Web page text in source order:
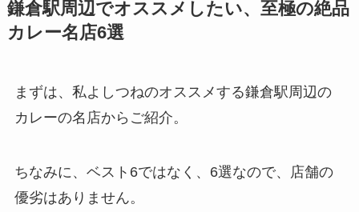
鎌倉駅周辺でオススメしたい、至極の絶品
カレー名店6選
まずは、私よしつねのオススメする鎌倉駅周辺の
カレーの名店からご紹介。
ちなみに、ベスト6ではなく、6選なので、店舗の
優劣はありません。